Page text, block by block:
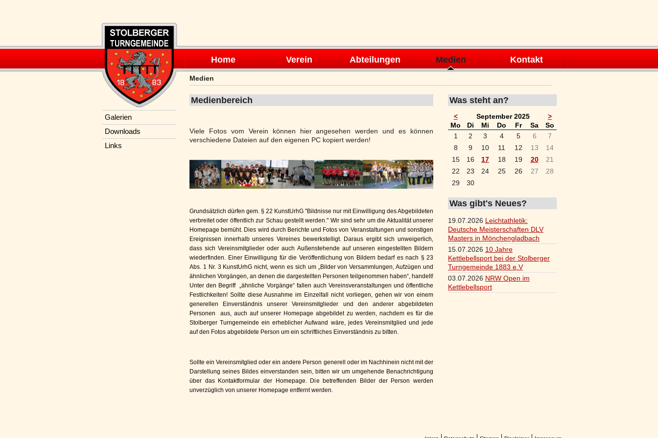
Navigation
überspringen
Home Verein Abteilungen Medien Kontakt
Medien
Medienbereich
Viele Fotos vom Verein können hier angesehen werden und es können
verschiedene Dateien auf den eigenen PC kopiert werden!
Grundsätzlich dürfen gem. § 22 KunstUrhG "Bildnisse nur mit Einwilligung des Abgebildeten
verbreitet oder öffentlich zur Schau gestellt werden." Wir sind sehr um die Aktualität unserer
Homepage bemüht. Dies wird durch Berichte und Fotos von Veranstaltungen und sonstigen
Ereignissen innerhalb unseres Vereines bewerkstelligt. Daraus ergibt sich unweigerlich,
dass sich Vereinsmitglieder oder auch Außenstehende auf unseren eingestellten Bildern
wiederfinden. Einer Einwilligung für die Veröffentlichung von Bildern bedarf es nach § 23
Abs. 1 Nr. 3 KunstUrhG nicht, wenn es sich um „Bilder von Versammlungen, Aufzügen und
ähnlichen Vorgängen, an denen die dargestellten Personen teilgenommen haben“, handelt!
Unter den Begriff „ähnliche Vorgänge“ fallen auch Vereinsveranstaltungen und öffentliche
Festlichkeiten! Sollte diese Ausnahme im Einzelfall nicht vorliegen, gehen wir von einem
generellen Einverständnis unserer Vereinsmitglieder und den anderer abgebildeten
Personen aus, auch auf unserer Homepage abgebildet zu werden, nachdem es für die
Stolberger Turngemeinde ein erheblicher Aufwand wäre, jedes Vereinsmitglied und jede
auf den Fotos abgebildete Person um ein schriftliches Einverständnis zu bitten.
Sollte ein Vereinsmitglied oder ein andere Person generell oder im Nachhinein nicht mit der
Darstellung seines Bildes einverstanden sein, bitten wir um umgehende Benachrichtigung
über das Kontaktformular der Homepage. Die betreffenden Bilder der Person werden
unverzüglich von unserer Homepage entfernt werden.
Navigation
überspringen
Galerien
Downloads
Links
Was steht an?
< September 2025
>
Mo ntag
Di enstag
Mi ttwoch
Do nnerstag
Freitag
Sa mstag
So
1
2 3 4 5 6
7
8
9 10 11 12 13
14
15
16 17 18 19 20
21
22
23 24 25 26 27
28
29
30
Was gibt's Neues?
19.07.2026 Leichtathletik:
Deutsche Meisterschaften DLV
Masters in Mönchengladbach
15.07.2026 10 Jahre
Kettlebellsport bei der Stolberger
Turngemeinde 1883 e.V
03.07.2026 NRW Open im
Kettlebellsport